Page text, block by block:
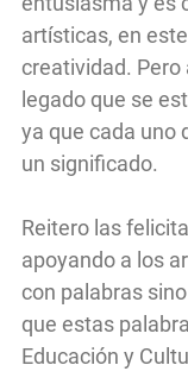
artísticas, en
creatividad. Pero
legado que se
ya que cada uno
un significado.
Reitero las
apoyando a los
con palabras
que estas
Educación y